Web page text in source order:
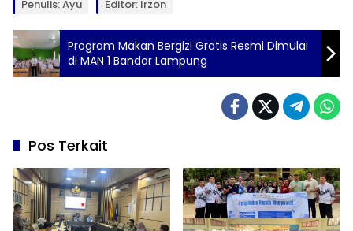
Penulis: Ayu Editor: Irzon
Program Makan Bergizi Gratis Resmi Dimulai
di MAN 1 Bandar Lampung
Pos Terkait